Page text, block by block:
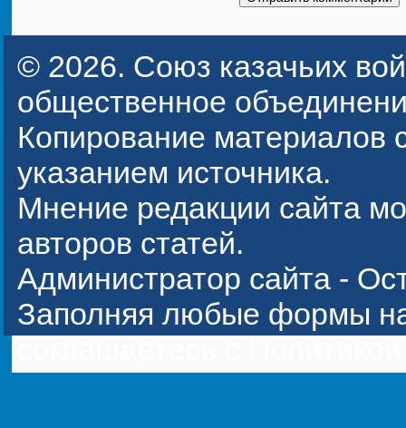
© 2026. Союз казачьих
общественное
Копирование материалов
указанием источника.
Мнение редакции сайта
авторов статей.
Администратор сайта -
Заполняя любые формы